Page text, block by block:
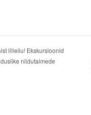
lilleilu! Ekskursioonid
niidutaimede